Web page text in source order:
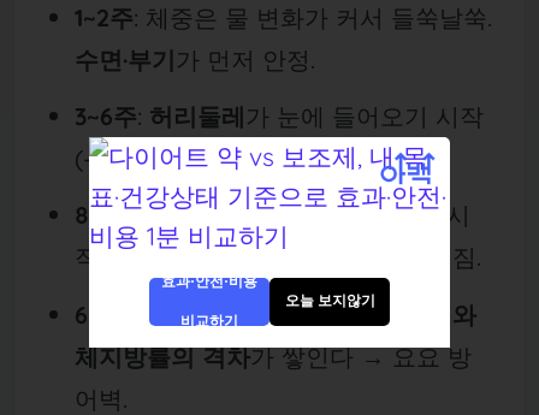
1~2주: 체중은 물 변화가 커서 들쑥날쑥.
수면·부기가 먼저 안정.
3~6주: 허리둘레가 눈에 들어오기 시작
(–2~4cm 범위 흔함).
8~12주 :체지방률 곡선이 내려가기 시
작. 근력 무게가 오르면 유지력이 커짐.
6~12개월
: 체중 더딜 수 있지만
허리와
체지방률의 격차가 쌓인다 → 요요 방
어벽.
효과·안전·비용
비교하기
오늘 보지않기